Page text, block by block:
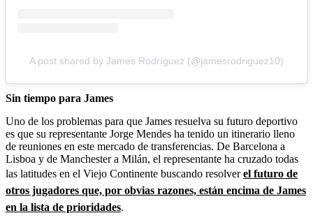
A post shared by James Rodríguez (@jamesrodriguez10)
Sin tiempo para James
Uno de los problemas para que James resuelva su futuro deportivo
es que su representante Jorge Mendes ha tenido un itinerario lleno
de reuniones en este mercado de transferencias. De Barcelona a
Lisboa y de Manchester a Milán, el representante ha cruzado todas
las latitudes en el Viejo Continente buscando resolverel futuro de
otros jugadores que, por obvias razones, están encima de James
en la lista de prioridades.